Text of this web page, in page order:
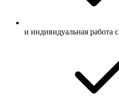
и индивидуальная работа